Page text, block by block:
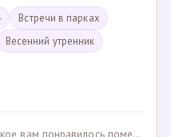
Встречи в парках
Весенний утренник
помещения для проведения … · 07.05.2025